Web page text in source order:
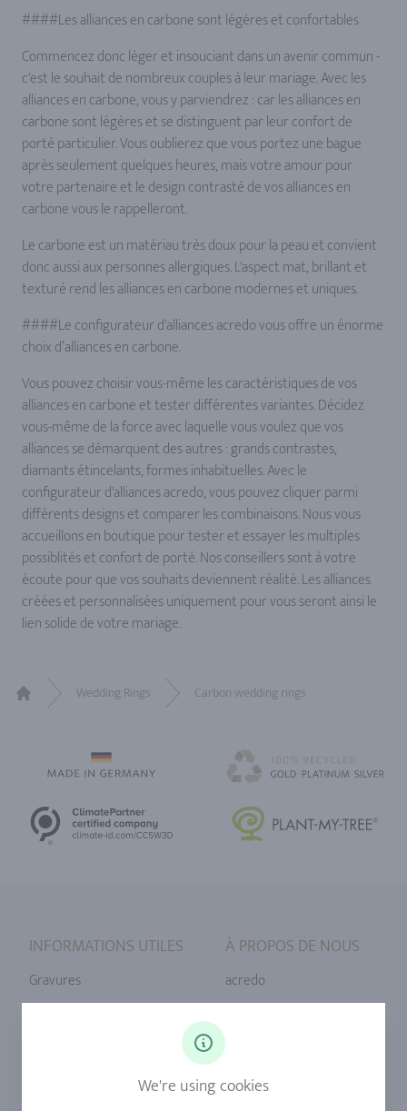
####Les alliances en carbone sont légères et confortables
Commencez donc léger et insouciant dans un avenir commun -
c'est le souhait de nombreux couples à leur mariage. Avec les
alliances en carbone, vous y parviendrez : car les alliances en
carbone sont légères et se distinguent par leur confort de
porté particulier. Vous oublierez que vous portez une bague
après seulement quelques heures, mais votre amour pour
votre partenaire et le design contrasté de vos alliances en
carbone vous le rappelleront.
Le carbone est un matériau très doux pour la peau et convient
donc aussi aux personnes allergiques. L'aspect mat, brillant et
texturé rend les alliances en carbone modernes et uniques.
####Le configurateur d'alliances acredo vous offre un énorme
choix d’alliances en carbone.
Vous pouvez choisir vous-même les caractéristiques de vos
alliances en carbone et tester différentes variantes. Décidez
vous-même de la force avec laquelle vous voulez que vos
alliances se démarquent des autres : grands contrastes,
diamants étincelants, formes inhabituelles. Avec le
configurateur d'alliances acredo, vous pouvez cliquer parmi
différents designs et comparer les combinaisons. Nous vous
accueillons en boutique pour tester et essayer les multiples
possiblités et confort de porté. Nos conseillers sont à votre
écoute pour que vos souhaits deviennent réalité. Les alliances
créées et personnalisées uniquement pour vous seront ainsi le
lien solide de votre mariage.
Wedding Rings Carbon wedding rings
INFORMATIONS UTILES
Gravures
À PROPOS DE NOUS
acredo
Notre qualité
We're using cookies